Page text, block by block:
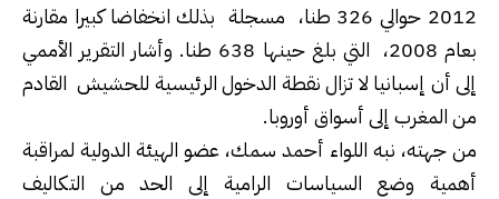
2012 حوالي 326 طنا، مسجلة بذلك انخفاضا كبيرا مقارنة
بعام 2008، التي بلغ حينها 638 طنا. وأشار التقرير الأممي
إلى أن إسبانيا لا تزال نقطة الدخول الرئيسية للحشيش القادم
من المغرب إلى أسواق أوروبا.
من جهته، نبه اللواء أحمد سمك، عضو الهيئة الدولية لمراقبة
أهمية وضع السياسات الرامية إلى الحد من التكاليف